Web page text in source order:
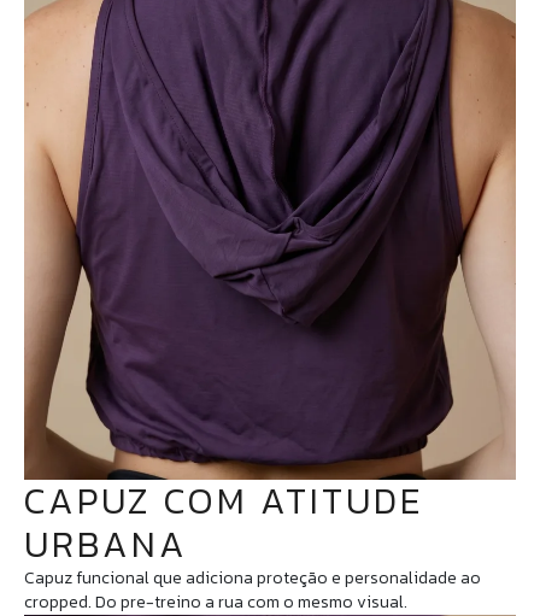
CAPUZ COM ATITUDE
URBANA
Capuz funcional que adiciona proteção e personalidade ao
cropped. Do pre-treino a rua com o mesmo visual.